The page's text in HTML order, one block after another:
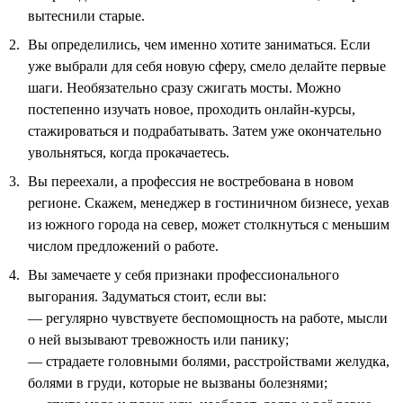
вытеснили старые.
Вы определились, чем именно хотите заниматься. Если
уже выбрали для себя новую сферу, смело делайте первые
шаги. Необязательно сразу сжигать мосты. Можно
постепенно изучать новое, проходить онлайн-курсы,
стажироваться и подрабатывать. Затем уже окончательно
увольняться, когда прокачаетесь.
Вы переехали, а профессия не востребована в новом
регионе. Скажем, менеджер в гостиничном бизнесе, уехав
из южного города на север, может столкнуться с меньшим
числом предложений о работе.
Вы замечаете у себя признаки профессионального
выгорания. Задуматься стоит, если вы:
— регулярно чувствуете беспомощность на работе, мысли
о ней вызывают тревожность или панику;
— страдаете головными болями, расстройствами желудка,
болями в груди, которые не вызваны болезнями;